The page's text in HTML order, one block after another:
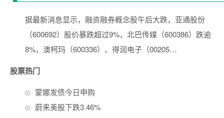
据最新消息显示，融资融券概念股午后大跌，亚通股份
（600692）股价暴跌超过9%，北巴传媒（600386）跌逾
8%，澳柯玛（600336）、得润电子（00205…
股票热门
蒙娜发债今日申购
蔚来美股下跌3.46%